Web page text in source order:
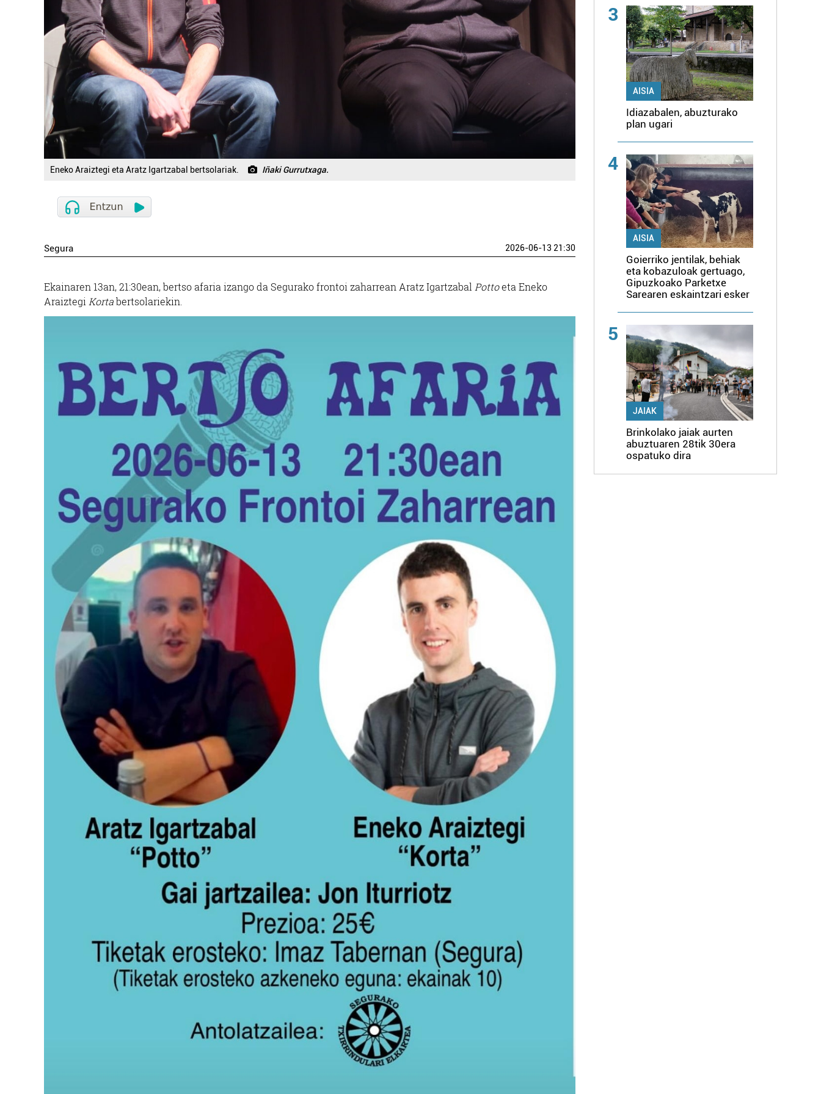
Eneko Araiztegi eta Aratz Igartzabal bertsolariak. Iñaki Gurrutxaga.
Segura 2026-06-13 21:30
Ekainaren 13an, 21:30ean, bertso afaria izango da Segurako frontoi zaharrean Aratz Igartzabal Pottoeta Eneko
Araiztegi Kortabertsolariekin.
3
AISIA
Idiazabalen, abuzturako
plan ugari
4
AISIA
Goierriko jentilak, behiak
eta kobazuloak gertuago,
Gipuzkoako Parketxe
Sarearen eskaintzari esker
5
JAIAK
Brinkolako jaiak aurten
abuztuaren 28tik 30era
ospatuko dira